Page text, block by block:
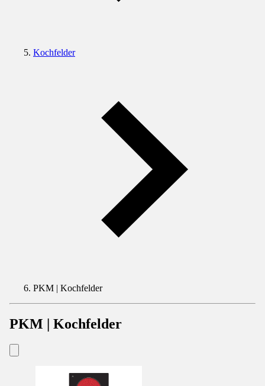
Kochfelder
PKM | Kochfelder
PKM | Kochfelder